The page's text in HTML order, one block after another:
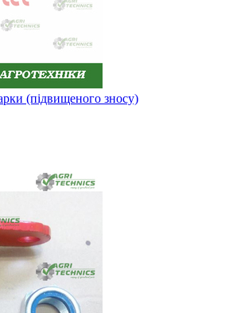
(підвищеного зносу)